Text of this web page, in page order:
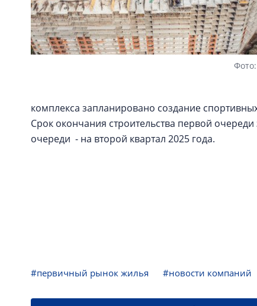
комплекса запланировано создание
Срок окончания строительства первой
очереди - на второй квартал 2025 года.
#первичный рынок жилья #новости компаний